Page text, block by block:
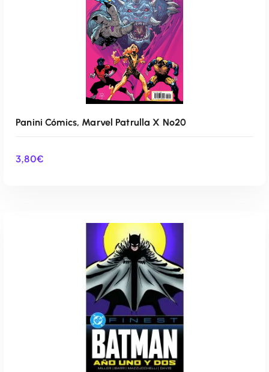
AÑADIR AL CARRITO
Panini Cómics, Marvel Patrulla X Nº20
3,80€